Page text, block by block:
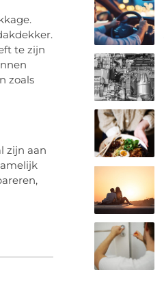
te zijn
zoals
zijn aan